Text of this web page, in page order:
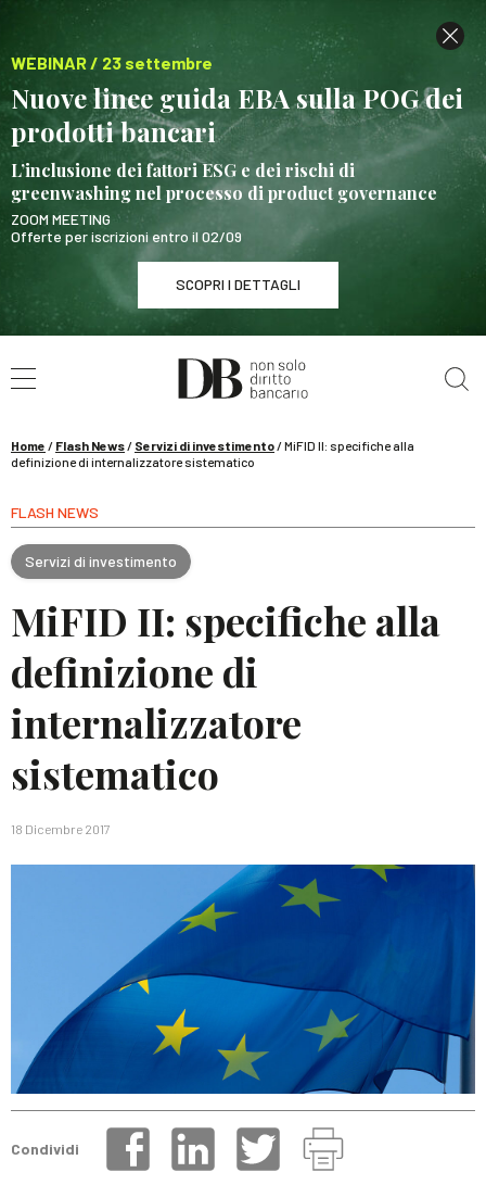
WEBINAR / 23 settembre
Nuove linee guida EBA sulla POG dei
prodotti bancari
L’inclusione dei fattori ESG e dei rischi di
greenwashing nel processo di product governance
ZOOM MEETING
Offerte per iscrizioni entro il 02/09
SCOPRI I DETTAGLI
WEBINAR / 23 settembre
Nuove linee guida EBA sulla POG dei prodotti
SCOPRI I DETTAGLI
Home / Flash News/ Servizi di investimento/MiFID II: specifiche alla
definizione di internalizzatore sistematico
FLASH NEWS
Servizi di investimento
MiFID II: specifiche alla
definizione di
internalizzatore
sistematico
18 Dicembre 2017
Condividi